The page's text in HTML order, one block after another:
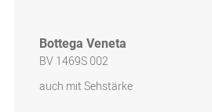
Bottega Veneta
BV 1469S 002
auch mit Sehstärke